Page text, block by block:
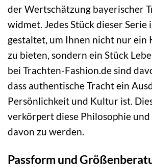
der Wertschätzung bayerischer
widmet. Jedes Stück dieser Serie
gestaltet, um Ihnen nicht nur ein
zu bieten, sondern ein Stück
bei Trachten-Fashion.de sind
dass authentische Tracht ein
Persönlichkeit und Kultur ist.
verkörpert diese Philosophie und
davon zu werden.
Passform und